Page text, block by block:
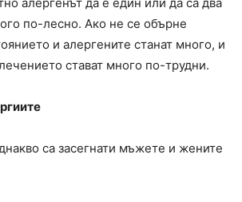
по-лесно. Ако не се обърне
и алергените станат много, и
стават много по-трудни.
са засегнати мъжете и жените